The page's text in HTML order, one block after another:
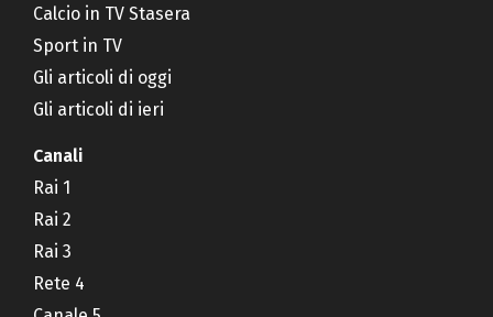
Calcio in TV Stasera
Sport in TV
Gli articoli di oggi
Gli articoli di ieri
Canali
Rai 1
Rai 2
Rai 3
Rete 4